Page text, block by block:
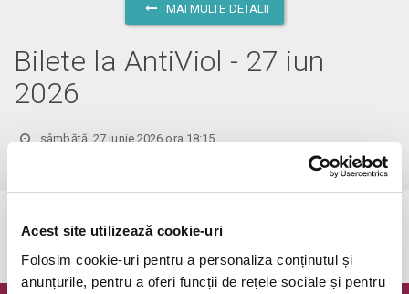
Acest site utilizează cookie-uri
Folosim cookie-uri pentru a personaliza conținutul și
anunțurile, pentru a oferi funcții de rețele sociale și pentru
MAI MULTE DETALII
Bilete la AntiViol - 27 iun
2026
sâmbătă, 27 iunie 2026 ora 18:15
Evenimentul a expirat.